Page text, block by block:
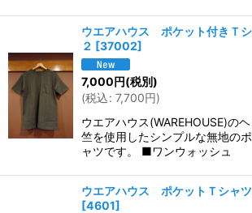
ウエアハウス ポケット付きＴ
２ [37002]
7,000円(税別)
(税込: 7,700円)
ウエアハウス(WAREHOUSE)の
竺を使用したシンプルな無地の
ャツです。 ■ワンウォッシュ
ウエアハウス ポケットＴシャ
[4601]